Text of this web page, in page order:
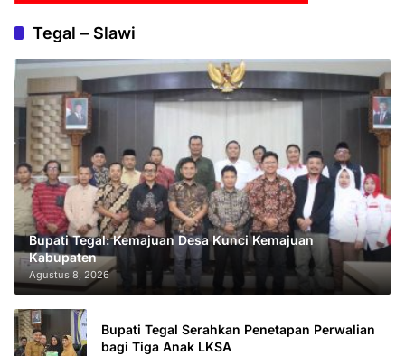
Tegal – Slawi
Bupati Tegal: Kemajuan Desa Kunci Kemajuan
Kabupaten
Agustus 8, 2026
Bupati Tegal Serahkan Penetapan Perwalian
bagi Tiga Anak LKSA